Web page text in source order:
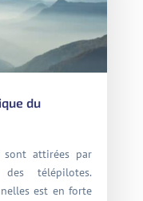
du
attirées par
télépilotes.
est en forte